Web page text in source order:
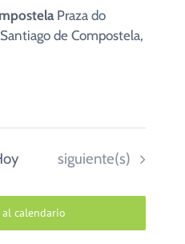
Praza do
de Compostela,
Eventos
siguiente(s)
calendario